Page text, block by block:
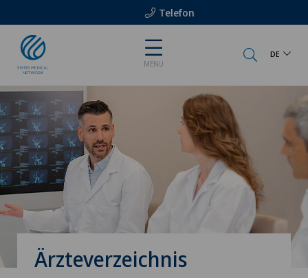
Telefon
MENU
DE
Ärzteverzeichnis